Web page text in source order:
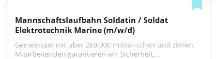
Mannschaftslaufbahn Soldatin / Soldat
Elektrotechnik Marine (m/w/d)
Gemeinsam mit über 260.000 militärischen und zivilen
Mitarbeitenden garantieren wir Sicherheit,...